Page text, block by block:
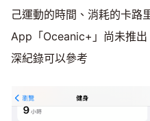
己運動的時間、消耗的卡路
App「Oceanic+」尚未推
深紀錄可以參考